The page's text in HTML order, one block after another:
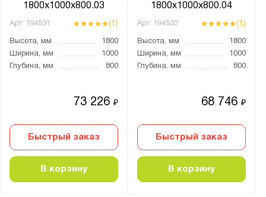
1800x1000x800.03
Арт. 194531 (1)
Высота, мм
1800
Ширина, мм
1000
Глубина, мм
800
73 226₽
Быстрый заказ
В корзину
1800x1000x800.04
Арт. 194532 (1)
Высота, мм
1800
Ширина, мм
1000
Глубина, мм
800
68 746₽
Быстрый заказ
В корзину